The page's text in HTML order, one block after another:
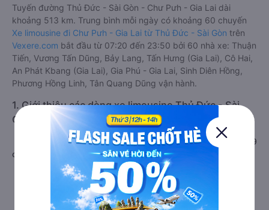
Tuyến đường Thủ Đức - Sài Gòn - Chư Pưh - Gia Lai dài
khoảng 513 km. Trung bình mỗi ngày có khoảng 60 chuyến
Xe limousine đi Chư Pưh - Gia Lai từ Thủ Đức - Sài Gòn trên
Vexere.com bắt đầu từ 07:20 đến 23:50 bởi 60 nhà xe: Thuận
Tiến, Vương Tấn Dũng, Bảy Lang, Tấn Hưng (Gia Lai), Cô Hai,
An Phát Kbang (Gia Lai), Gia Phú - Gia Lai, Sinh Diên Hồng,
Phương Hồng Linh, Tân Quang Dũng vận hành.
1. Giới thiệu các dòng xe limousine Thủ Đức - Sài
Gòn Chư Pưh - Gia Lai
a. Xe limousine VIP Thủ Đức - Sài Gòn đi Chư Pưh - Gia Lai 9
chỗ chất lượng cao
Chất lượng
Xe limousine đi Chư Pưh - Gia Lai từ Thủ Đức - Sài Gòn là
hạng xe thương gia với khoảng tách biệt giữa ghế ngồi và